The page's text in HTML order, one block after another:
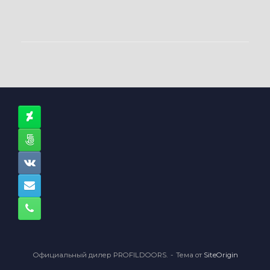
Официальный дилер PROFILDOORS. Тема от SiteOrigin